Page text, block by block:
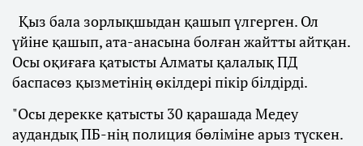
Қыз бала зорлықшыдан қашып үлгерген. Ол
үйіне қашып, ата-анасына болған жайтты айтқан.
Осы оқиғаға қатысты Алматы қалалық ПД
баспасөз қызметінің өкілдері пікір білдірді.
"Осы дерекке қатысты 30 қарашада Медеу
аудандық ПБ-нің полиция бөліміне арыз түскен.